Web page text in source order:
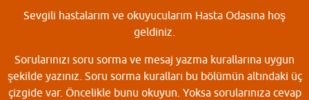
Sevgili hastalarım ve okuyucularım Hasta Odasına hoş
geldiniz.
Sorularınızı soru sorma ve mesaj yazma kurallarına uygun
şekilde yazınız. Soru sorma kuralları bu bölümün altındaki üç
çizgide var. Öncelikle bunu okuyun. Yoksa sorularınıza cevap